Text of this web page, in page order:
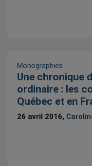
Monographies
Une chronique
ordinaire : les
Québec et en
26 avril 2016,